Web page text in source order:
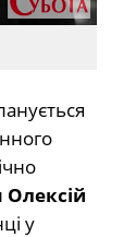
Олексій
у